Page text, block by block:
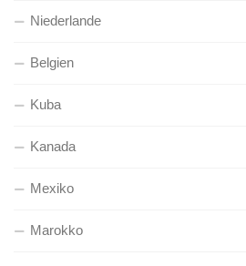
Niederlande
Belgien
Kuba
Kanada
Mexiko
Marokko